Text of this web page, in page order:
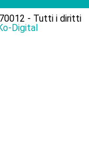
- Tutti i diritti
Digital